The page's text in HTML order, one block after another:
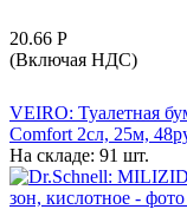
20.66 Р
(Включая НДС)
VEIRO: Туалетная
Comfort 2сл, 25м,
На складе: 91 шт.